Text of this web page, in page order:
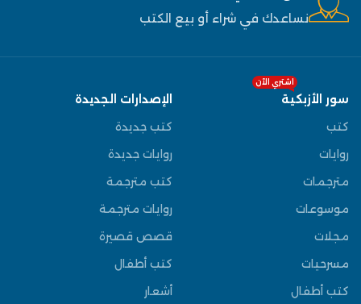
نساعدك في شراء أو بيع الكتب
سور الأزبكية
اشتري الآن
كتب
روايات
مترجمات
موسوعات
مجلات
مسرحيات
كتب أطفال
الإصدارات الجديدة
كتب جديدة
روايات جديدة
كتب مترجمة
روايات مترجمة
قصص قصيرة
كتب أطفال
أشعار